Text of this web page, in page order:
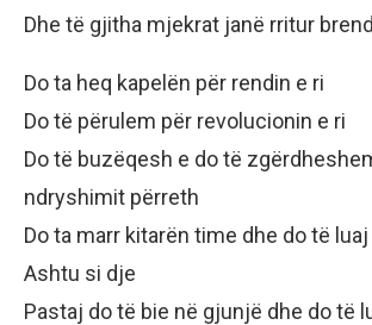
Dhe të gjitha mjekrat janë rritur
Do ta heq kapelën për rendin e ri
Do të përulem për revolucionin e ri
Do të buzëqesh e do të
ndryshimit përreth
Do ta marr kitarën time dhe do të luaj
Ashtu si dje
Pastaj do të bie në gjunjë dhe do të